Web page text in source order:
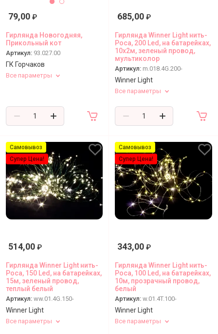
79,00 ₽
Гирлянда Новогодняя,
Прикольный кот
Артикул: 93.027.00
ГК Горчаков
Все параметры
685,00 ₽
Гирлянда Winner Light нить-
Роса, 200 Led, на батарейках,
10x2м, зеленый провод,
мультиколор
Артикул: m.018.4G.200-
Winner Light
Все параметры
Самовывоз
Супер Цена!
514,00 ₽
Гирлянда Winner Light нить-
Роса, 150 Led, на батарейках,
15м, зеленый провод,
теплый белый
Артикул: ww.01.4G.150-
Winner Light
Все параметры
Самовывоз
Супер Цена!
343,00 ₽
Гирлянда Winner Light нить-
Роса, 100 Led, на батарейках,
10м, прозрачный провод,
белый
Артикул: w.01.4T.100-
Winner Light
Все параметры